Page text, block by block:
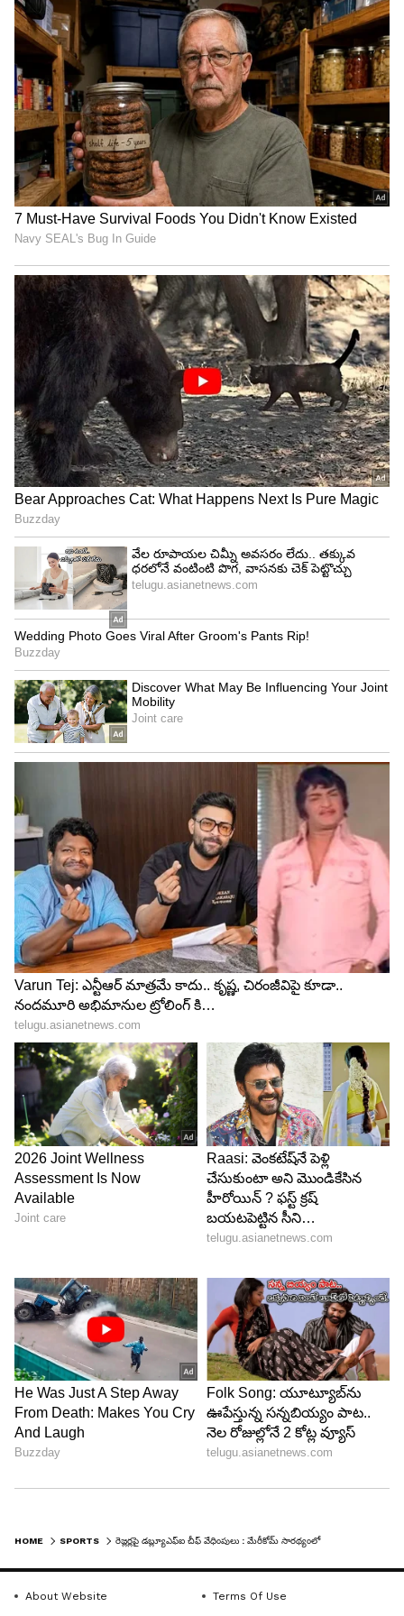
టాటా మోటార్స్ స్పాన్సర్షిప్ నుంచి ఒప్పందం ప్రకారం
కొంతమంది సీనియర్ రెజ్లర్లకు ఇవ్వాల్సిన చెల్లింపులు గత
కొన్నేళ్లుగా పూర్తిగా జరగలేదు. వినేశ్ టోక్యో ఒలంపిక్స్ లో
పథకం గెలవకపోవడంతో ఆమెను భూషణ్ మానసికంగా
చాలా హింసించాడు. ఈ హింసను తట్టుకోలేక ఆమె
ఆత్మహత్య చేసుకోవాలని అనుకుంది. నేషనల్ క్యాంప్ లో
భూషణ్ నియమించిన కోచ్ లు, స్పోర్ట్స్ సైన్స్ సిబ్బంది
పూర్తిగా అసమర్థులే. ఈ నేపథ్యంలో మేము నాలుగు
డిమాండ్లను మీ ముందు ఉంచుతున్నాము.. అవేంటంటే..
- మేము చెబుతున్న లైంగిక వేధింపుల ఫిర్యాదులపై వెంటనే
విచారణ కమిటీని ఏర్పాటు చేయాలి.
- డబ్ల్యూఎఫ్ఐ అధ్యక్షుడు వెంటనే రాజీనామా చేయాలి.
- డబ్ల్యూఎఫ్ఐని రద్దు చేయాలి.
- రెజ్లర్లతో సంప్రదించి డబ్ల్యూఎఫ్ఐ వ్యవహారాలను
నిర్వహణ కోసం కొత్త కమిటీని ఏర్పాటు చేయాలి.
ఈ నాలుగు డిమాండ్లు తీరేవరకు డబ్ల్యూఎఫ్ఐ అధ్యక్షుడిని
తప్పించేంతవరకు నిరసన కొనసాగిస్తామని ఆ లేఖలో రెజ్లర్లు
పేర్కొన్నారు. దీనిపై వేధింపులు ఎదుర్కొన్న వినేష్ తోపాటు
బజరంగ్, రవి దహియా, దీపక్ పునియా, సాక్షి మాలిక్ లు
సంతకాలు చేశారు.
కాగా, తనమీద ఎన్ని ఆరోపణలు వస్తున్నప్పటికీ బ్రిజ్
భూషణ్ పదవి వదిలేందుకు సిద్ధంగా లేనని స్పష్టంగా
చెప్పాడు. ఈ నేపథ్యంలో గురువారం కేంద్ర క్రీడల మంత్రితో
రెజ్లర్ల సమావేశం జరిగింది. ఈ నేపథ్యంలో అతన్ని 24
గంటల లోపు రాజీనామా చేయాల్సిందిగా ఆదేశాలు
వచ్చాయని వార్తలు కూడా వినిపించాయి. కానీ బిజెపి ఎంపీ
కూడా అయిన భూషణ్ మాట్లాడుతూ..‘రెజ్లర్ల ధర్నా వెనక
రాజకీయ కుట్ర ఉంది… అధ్యక్ష పదవికి నేను రాజీనామా
చేయను. ఇది నాపై దాడి మాత్రమే కాదు.. నా ద్వారా బిజెపిని
టార్గెట్ చేసుకున్నారు’ అని విమర్శలకు గుప్పించారు. కాగా
ఐఓఏ విచారణ కమిటీని నియమించిన నేపథ్యంలో మూడు
రోజులుగా నిరసనలు తెలుపుతున్న రెజ్లర్లు.. శుక్రవారం
అర్ధరాత్రి దాటిన తర్వాత తమ నిరసనను విరమించారు.
HOME SPORTS
About Website
Terms Of Use